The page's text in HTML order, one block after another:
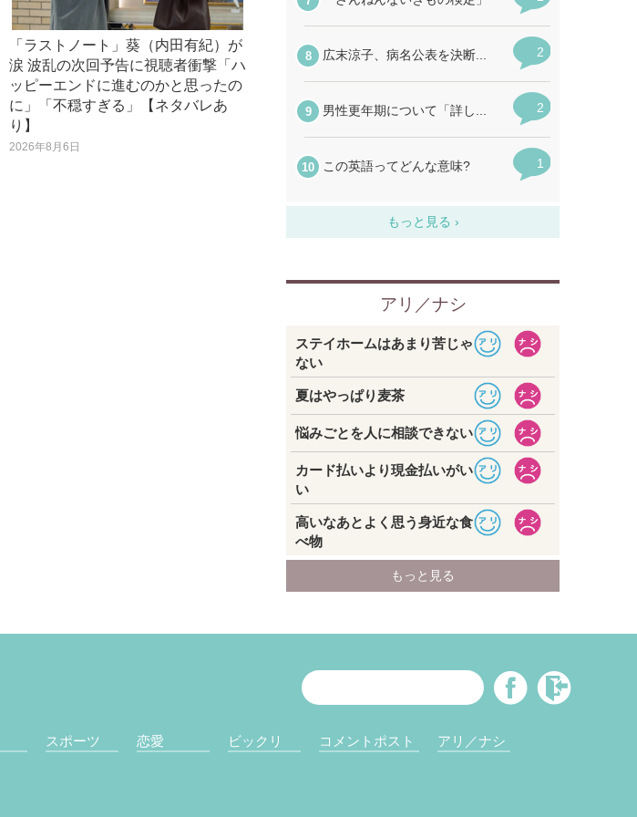
「ラストノート」葵（内田有紀）が
涙 波乱の次回予告に視聴者衝撃「ハ
ッピーエンドに進むのかと思ったの
に」「不穏すぎる」【ネタバレあ
り】
2026年8月6日
スポーツ 恋愛 ビックリ コメントポスト アリ／ナシ